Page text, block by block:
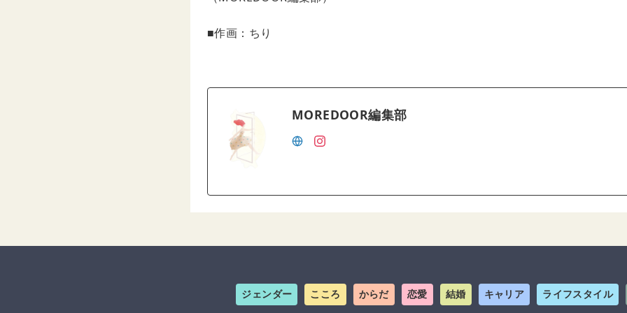
■作画：ちり
MOREDOOR編集部
ジェンダー こころ からだ 恋愛 結婚 キャリア ライフスタイル